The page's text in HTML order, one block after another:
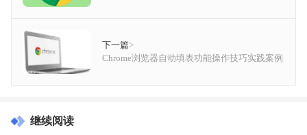
下一篇>
Chrome浏览器自动填表功能操作技巧实践案例
继续阅读